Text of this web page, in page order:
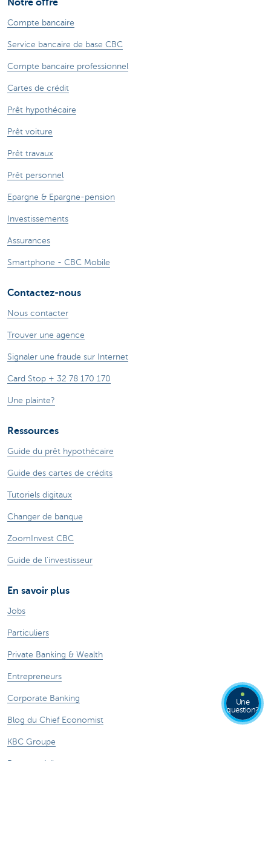
Notre offre
Compte bancaire
Service bancaire de base CBC
Compte bancaire professionnel
Cartes de crédit
Prêt hypothécaire
Prêt voiture
Prêt travaux
Prêt personnel
Epargne & Epargne-pension
Investissements
Assurances
Smartphone - CBC Mobile
Contactez-nous
Nous contacter
Trouver une agence
Signaler une fraude sur Internet
Card Stop + 32 78 170 170
Une plainte?
Ressources
Guide du prêt hypothécaire
Guide des cartes de crédits
Tutoriels digitaux
Changer de banque
ZoomInvest CBC
Guide de l'investisseur
En savoir plus
Jobs
Particuliers
Private Banking & Wealth
Entrepreneurs
Corporate Banking
Blog du Chief Economist
KBC Groupe
Presse médias
Une
question?